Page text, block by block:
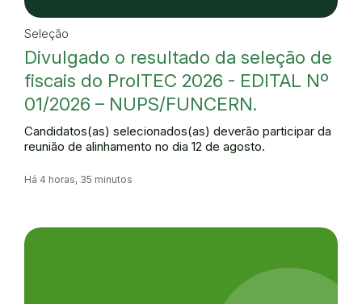
Seleção
Divulgado o resultado da seleção de
fiscais do ProITEC 2026 - EDITAL Nº
01/2026 – NUPS/FUNCERN.
Candidatos(as) selecionados(as) deverão participar da
reunião de alinhamento no dia 12 de agosto.
Há 4 horas, 35 minutos